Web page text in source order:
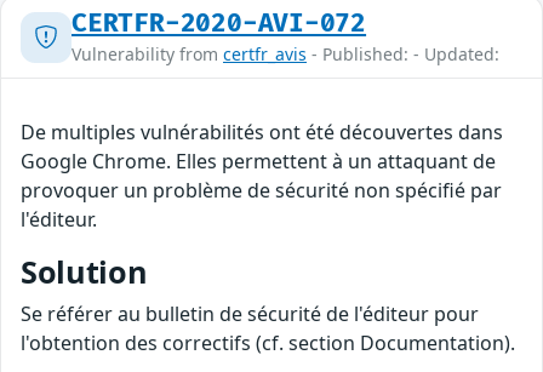
CERTFR-2020-AVI-072
Vulnerability from certfr_avis - Published: - Updated:
De multiples vulnérabilités ont été découvertes dans
Google Chrome. Elles permettent à un attaquant de
provoquer un problème de sécurité non spécifié par
l'éditeur.
Solution
Se référer au bulletin de sécurité de l'éditeur pour
l'obtention des correctifs (cf. section Documentation).